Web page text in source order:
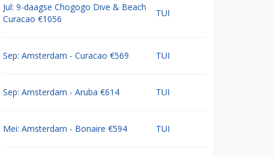
Jul: 9-daagse Chogogo Dive & Beach
Curacao €1056
TUI
Sep: Amsterdam - Curacao €569 TUI
Sep: Amsterdam - Aruba €614 TUI
Mei: Amsterdam - Bonaire €594 TUI